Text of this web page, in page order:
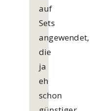
auf
Sets
angewendet,
die
ja
eh
schon